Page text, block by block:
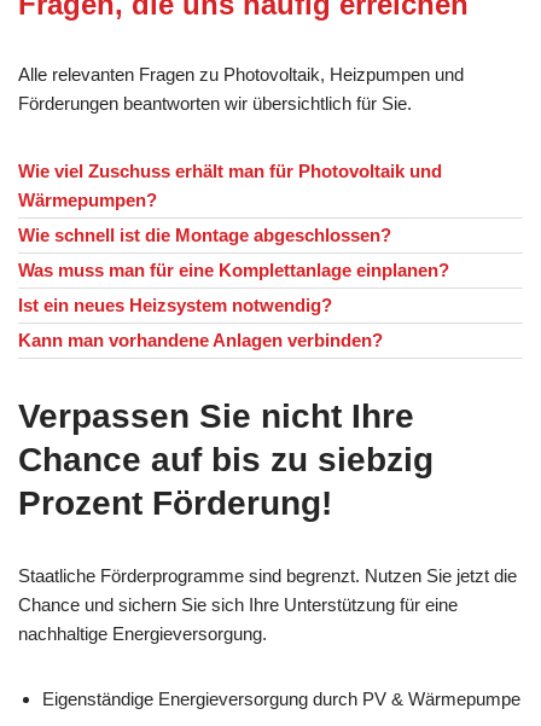
Alle relevanten Fragen zu Photovoltaik, Heizpumpen und
Förderungen beantworten wir übersichtlich für Sie.
Wie viel Zuschuss erhält man für Photovoltaik und
Wärmepumpen?
Wie schnell ist die Montage abgeschlossen?
Was muss man für eine Komplettanlage einplanen?
Ist ein neues Heizsystem notwendig?
Kann man vorhandene Anlagen verbinden?
Verpassen Sie nicht Ihre
Chance auf bis zu siebzig
Prozent Förderung!
Staatliche Förderprogramme sind begrenzt. Nutzen Sie jetzt die
Chance und sichern Sie sich Ihre Unterstützung für eine
nachhaltige Energieversorgung.
Eigenständige Energieversorgung durch PV & Wärmepumpe